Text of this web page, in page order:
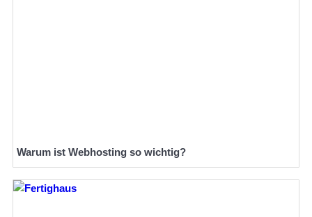
Warum ist Webhosting so wichtig?